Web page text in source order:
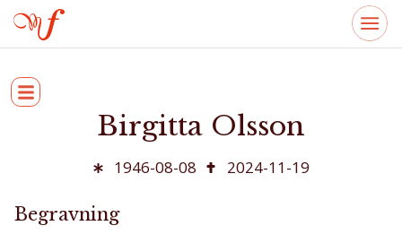
Birgitta Olsson
1946-08-08 2024-11-19
Begravning